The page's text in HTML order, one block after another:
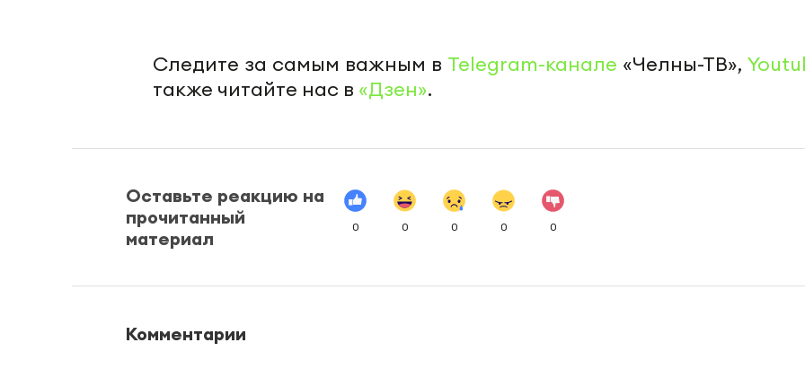
Следите за самым важным в Telegram-канале «Челны-ТВ»,
также читайте нас в «Дзен».
Оставьте реакцию на
прочитанный
материал
0 0 0 0 0
Комментарии